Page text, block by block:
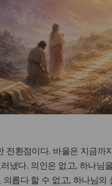
전환점이다. 바울은 지금까
냈다. 의인은 없고, 하나님
롭다 할 수 없고, 하나님의